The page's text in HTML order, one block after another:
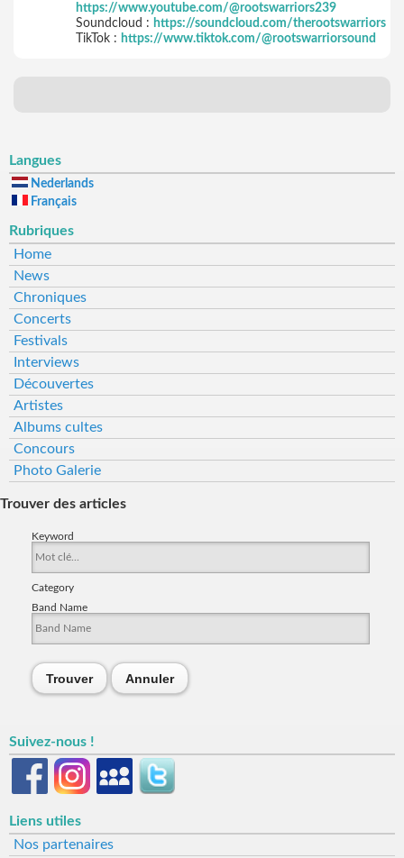
https://www.youtube.com/@rootswarriors239
Soundcloud : https://soundcloud.com/therootswarriors
TikTok : https://www.tiktok.com/@rootswarriorsound
Langues
Nederlands
Français
Rubriques
Home
News
Chroniques
Concerts
Festivals
Interviews
Découvertes
Artistes
Albums cultes
Concours
Photo Galerie
Trouver des articles
Keyword
Category
Band Name
Trouver Annuler
Suivez-nous !
Liens utiles
Nos partenaires